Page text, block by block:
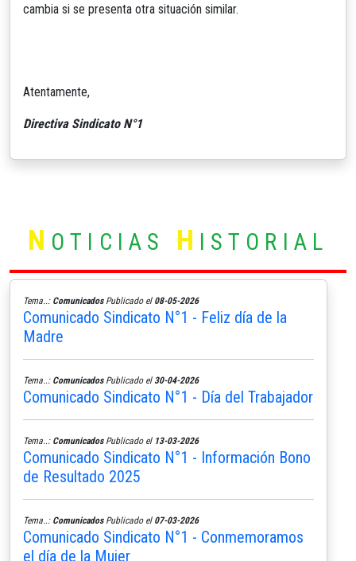
cambia si se presenta otra situación similar.
Atentamente,
Directiva Sindicato N°1
N OTICIAS H ISTORIAL
Tema..: ComunicadosPublicado el 08-05-2026
Comunicado Sindicato N°1 - Feliz día de la
Madre
Tema..: ComunicadosPublicado el 30-04-2026
Comunicado Sindicato N°1 - Día del Trabajador
Tema..: ComunicadosPublicado el 13-03-2026
Comunicado Sindicato N°1 - Información Bono
de Resultado 2025
Tema..: ComunicadosPublicado el 07-03-2026
Comunicado Sindicato N°1 - Conmemoramos
el día de la Mujer